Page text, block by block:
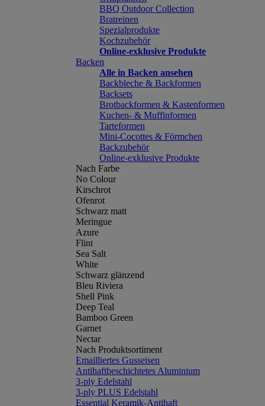
BBQ Outdoor Collection
Bratreinen
Spezialprodukte
Kochzubehör
Online-exklusive Produkte
Backen
Alle in Backen ansehen
Backbleche & Backformen
Backsets
Brotbackformen & Kastenformen
Kuchen- & Muffinformen
Tarteformen
Mini-Cocottes & Förmchen
Backzubehör
Online-exklusive Produkte
Nach Farbe
No Colour
Kirschrot
Ofenrot
Schwarz matt
Meringue
Azure
Flint
Sea Salt
White
Schwarz glänzend
Bleu Riviera
Shell Pink
Deep Teal
Bamboo Green
Garnet
Nectar
Nach Produktsortiment
Emailliertes Gusseisen
Antihaftbeschichtetes Aluminium
3-ply Edelstahl
3-ply PLUS Edelstahl
Essential Keramik-Antihaft